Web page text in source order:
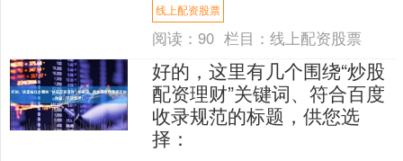
能的同时也带来了更高的风....
线上配资股票
阅读：90 栏目：线上配资股票
好的，这里有几个围绕“炒股
配资理财”关键词、符合百度
收录规范的标题，供您选
择：